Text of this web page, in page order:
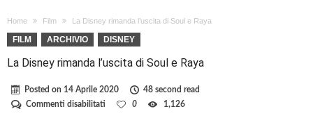
Home Film La Disney rimanda l’uscita di Soul e Raya
FILM ARCHIVIO DISNEY
La Disney rimanda l’uscita di Soul e Raya
Posted on 14 Aprile 2020
48 second read
Commenti disabilitati
0 1,126